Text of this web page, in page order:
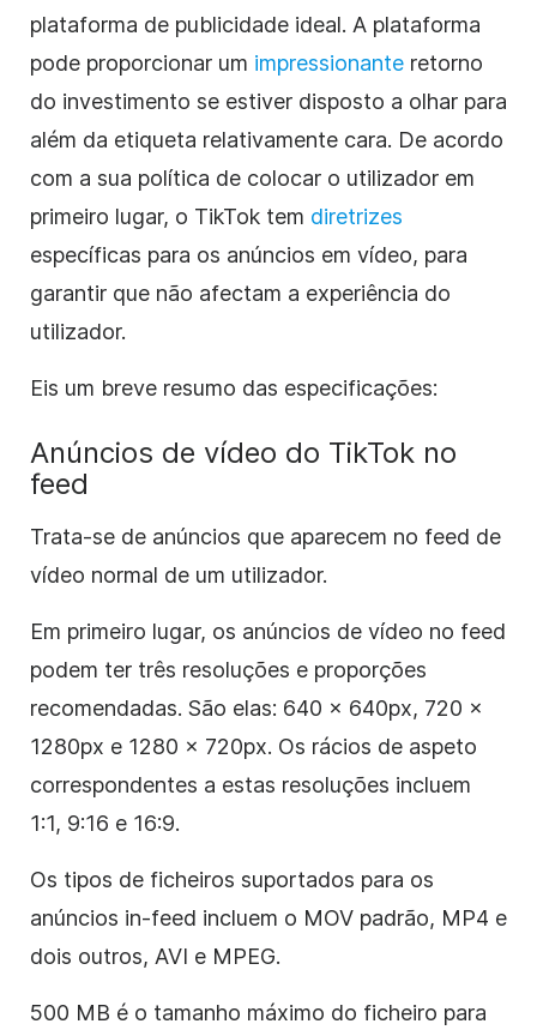
plataforma de publicidade ideal. A plataforma
pode proporcionar um impressionante retorno
do investimento se estiver disposto a olhar para
além da etiqueta relativamente cara. De acordo
com a sua política de colocar o utilizador em
primeiro lugar, o TikTok tem diretrizes
específicas para os anúncios em vídeo, para
garantir que não afectam a experiência do
utilizador.
Eis um breve resumo das especificações:
Anúncios de vídeo do TikTok no
feed
Trata-se de anúncios que aparecem no feed de
vídeo normal de um utilizador.
Em primeiro lugar, os anúncios de vídeo no feed
podem ter três resoluções e proporções
recomendadas. São elas: 640 × 640px, 720 ×
1280px e 1280 × 720px. Os rácios de aspeto
correspondentes a estas resoluções incluem
1:1, 9:16 e 16:9.
Os tipos de ficheiros suportados para os
anúncios in-feed incluem o MOV padrão, MP4 e
dois outros, AVI e MPEG.
500 MB é o tamanho máximo do ficheiro para